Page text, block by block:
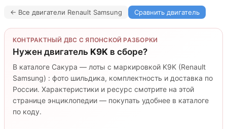
← Все двигатели Renault Samsung Сравнить двигатель
КОНТРАКТНЫЙ ДВС С ЯПОНСКОЙ РАЗБОРКИ
Нужен двигатель K9K в сборе?
В каталоге Сакура — лоты с маркировкой K9K (Renault
Samsung) : фото шильдика, комплектность и доставка по
России. Характеристики и ресурс смотрите на этой
странице энциклопедии — покупать удобнее в каталоге
по коду.